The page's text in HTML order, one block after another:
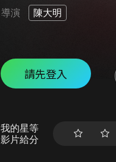
導演 陳大明
請先登入
我的星等
影片給分